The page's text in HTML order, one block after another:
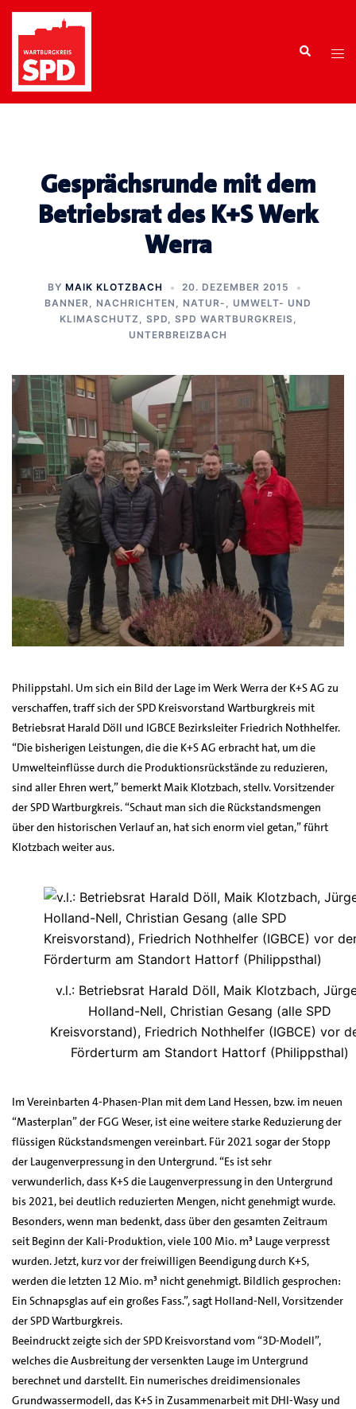
Zum
springen
Search
Gesprächsrunde mit dem
Betriebsrat des K+S Werk
Werra
BY MAIK KLOTZBACH
20. DEZEMBER 2015
BANNER, NACHRICHTEN , NATUR-, UMWELT- UND
KLIMASCHUTZ , SPD, SPD WARTBURGKREIS,
UNTERBREIZBACH
Philippstahl. Um sich ein Bild der Lage im Werk Werra der K+S AG zu
verschaffen, traff sich der SPD Kreisvorstand Wartburgkreis mit
Betriebsrat Harald Döll und IGBCE Bezirksleiter Friedrich Nothhelfer.
“Die bisherigen Leistungen, die die K+S AG erbracht hat, um die
Umwelteinflüsse durch die Produktionsrückstände zu reduzieren,
sind aller Ehren wert,” bemerkt Maik Klotzbach, stellv. Vorsitzender
der SPD Wartburgkreis. “Schaut man sich die Rückstandsmengen
über den historischen Verlauf an, hat sich enorm viel getan,” führt
Klotzbach weiter aus.
v.l.: Betriebsrat Harald Döll, Maik Klotzbach,
Holland-Nell, Christian Gesang (alle SPD
Kreisvorstand), Friedrich Nothhelfer (IGBCE) vor
Förderturm am Standort Hattorf (Philippsthal)
Im Vereinbarten 4-Phasen-Plan mit dem Land Hessen, bzw. im neuen
“Masterplan” der FGG Weser, ist eine weitere starke Reduzierung der
flüssigen Rückstandsmengen vereinbart. Für 2021 sogar der Stopp
der Laugenverpressung in den Untergrund. “Es ist sehr
verwunderlich, dass K+S die Laugenverpressung in den Untergrund
bis 2021, bei deutlich reduzierten Mengen, nicht genehmigt wurde.
Besonders, wenn man bedenkt, dass über den gesamten Zeitraum
seit Beginn der Kali-Produktion, viele 100 Mio. m³ Lauge verpresst
wurden. Jetzt, kurz vor der freiwilligen Beendigung durch K+S,
werden die letzten 12 Mio. m³ nicht genehmigt. Bildlich gesprochen:
Ein Schnapsglas auf ein großes Fass.”, sagt Holland-Nell, Vorsitzender
der SPD Wartburgkreis.
Beeindruckt zeigte sich der SPD Kreisvorstand vom “3D-Modell”,
welches die Ausbreitung der versenkten Lauge im Untergrund
berechnet und darstellt. Ein numerisches dreidimensionales
Grundwassermodell, das K+S in Zusammenarbeit mit DHI-Wasy und